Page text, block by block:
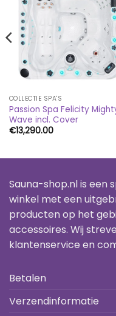
COLLECTIE SPA'S
Passion Spa Felicity
Wave incl. Cover
€13,290.00
Sauna-shop.nl is een
winkel met een
producten op het
accessoires. Wij
klantenservice en
Betalen
Verzendinformatie